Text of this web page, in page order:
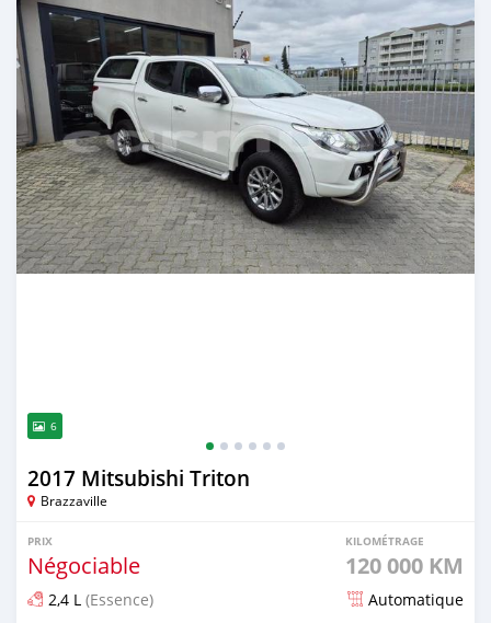
6
2017 Mitsubishi Triton
Brazzaville
PRIX
Négociable
KILOMÉTRAGE
120 000 KM
2,4 L (Essence) Automatique